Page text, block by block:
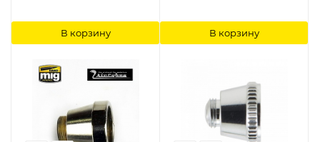
В корзину В корзину